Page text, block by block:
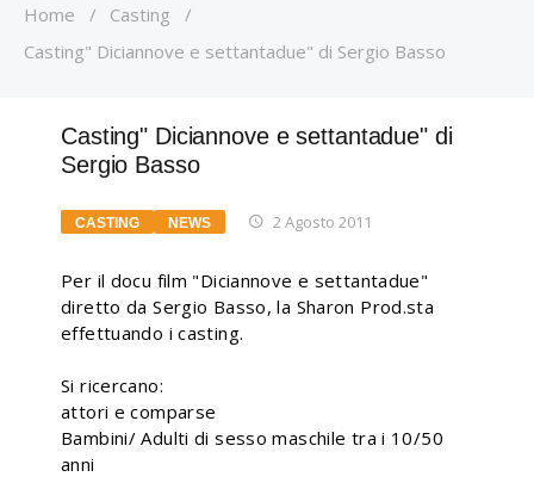
Home / Casting
/
Casting" Diciannove e settantadue" di Sergio Basso
Casting" Diciannove e settantadue" di
Sergio Basso
CASTING NEWS 2 Agosto 2011
Per il docu film "Diciannove e settantadue"
diretto da Sergio Basso, la Sharon Prod.sta
effettuando i casting.
Si ricercano:
attori e comparse
Bambini/ Adulti di sesso maschile tra i 10/50
anni